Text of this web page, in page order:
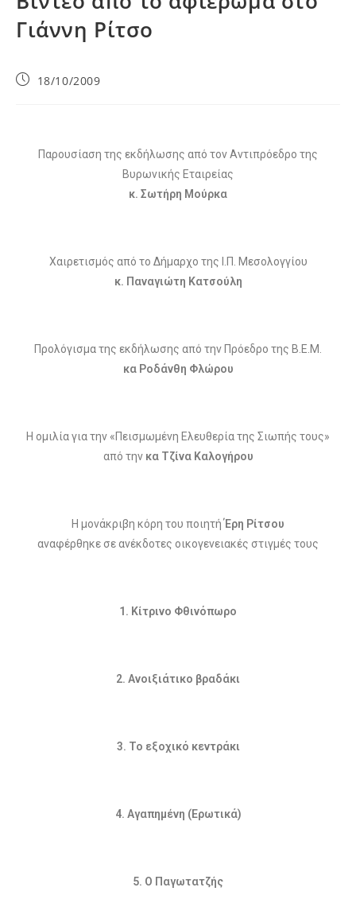
Γιάννη Ρίτσο
18/10/2009
Παρουσίαση της εκδήλωσης από τον Αντιπρόεδρο της
Βυρωνικής Εταιρείας
κ. Σωτήρη Μούρκα
Χαιρετισμός από το Δήμαρχο της Ι.Π. Μεσολογγίου
κ. Παναγιώτη Κατσούλη
Προλόγισμα της εκδήλωσης από την Πρόεδρο της Β.Ε.Μ.
κα Ροδάνθη Φλώρου
Η ομιλία για την «Πεισμωμένη Ελευθερία της Σιωπής τους»
από την κα Τζίνα Καλογήρου
Η μονάκριβη κόρη του ποιητήΈρη Ρίτσου
αναφέρθηκε σε ανέκδοτες οικογενειακές στιγμές τους
1. Κίτρινο Φθινόπωρο
2. Ανοιξιάτικο βραδάκι
3. Το εξοχικό κεντράκι
4. Αγαπημένη (Ερωτικά)
5. Ο Παγωτατζής